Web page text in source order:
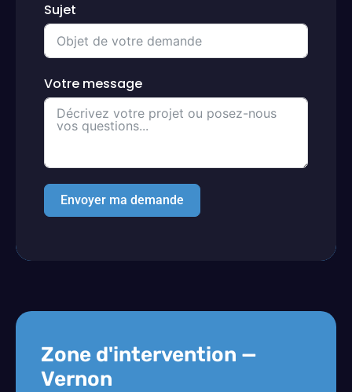
Sujet
Votre message
Envoyer ma demande
Zone d'intervention —
Vernon